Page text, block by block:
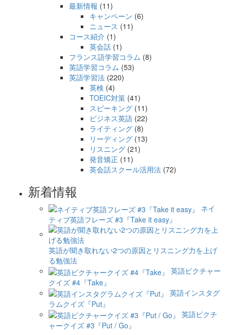
最新情報 (11)
キャンペーン (6)
ニュース (11)
コース紹介 (1)
英会話 (1)
フランス語学習コラム (8)
英語学習コラム (53)
英語学習法 (220)
英検 (4)
TOEIC対策 (41)
スピーキング (11)
ビジネス英語 (22)
ライティング (8)
リーディング (13)
リスニング (21)
発音矯正 (11)
英会話スクール活用法 (72)
新着情報
ネイ
ティブ英語フレーズ #3『Take it easy』
英語が聞き取れない2つの原因とリスニング力を上げ
る勉強法
英語ピクチャー
クイズ #4『Take』
英語インスタグ
ラムクイズ『Put』
英語ピクチ
ャークイズ #3『Put / Go』